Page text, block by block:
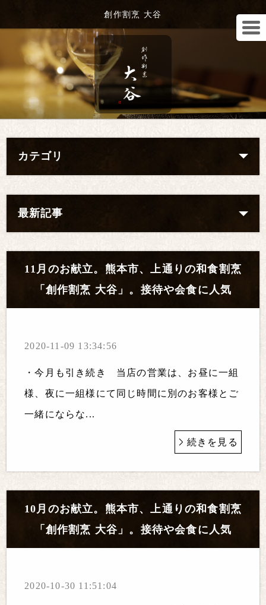
創作割烹 大谷
カテゴリ
最新記事
11月のお献立。熊本市、上通りの和食割烹
「創作割烹 大谷」。接待や会食に人気
2020-11-09 13:34:56
・今月も引き続き 当店の営業は、お昼に一組
様、夜に一組様にて同じ時間に別のお客様とご
一緒にならな...
続きを見る
10月のお献立。熊本市、上通りの和食割烹
「創作割烹 大谷」。接待や会食に人気
2020-10-30 11:51:04